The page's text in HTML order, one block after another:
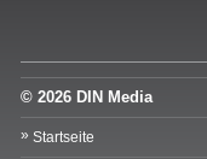
© 2026 DIN Media
Startseite